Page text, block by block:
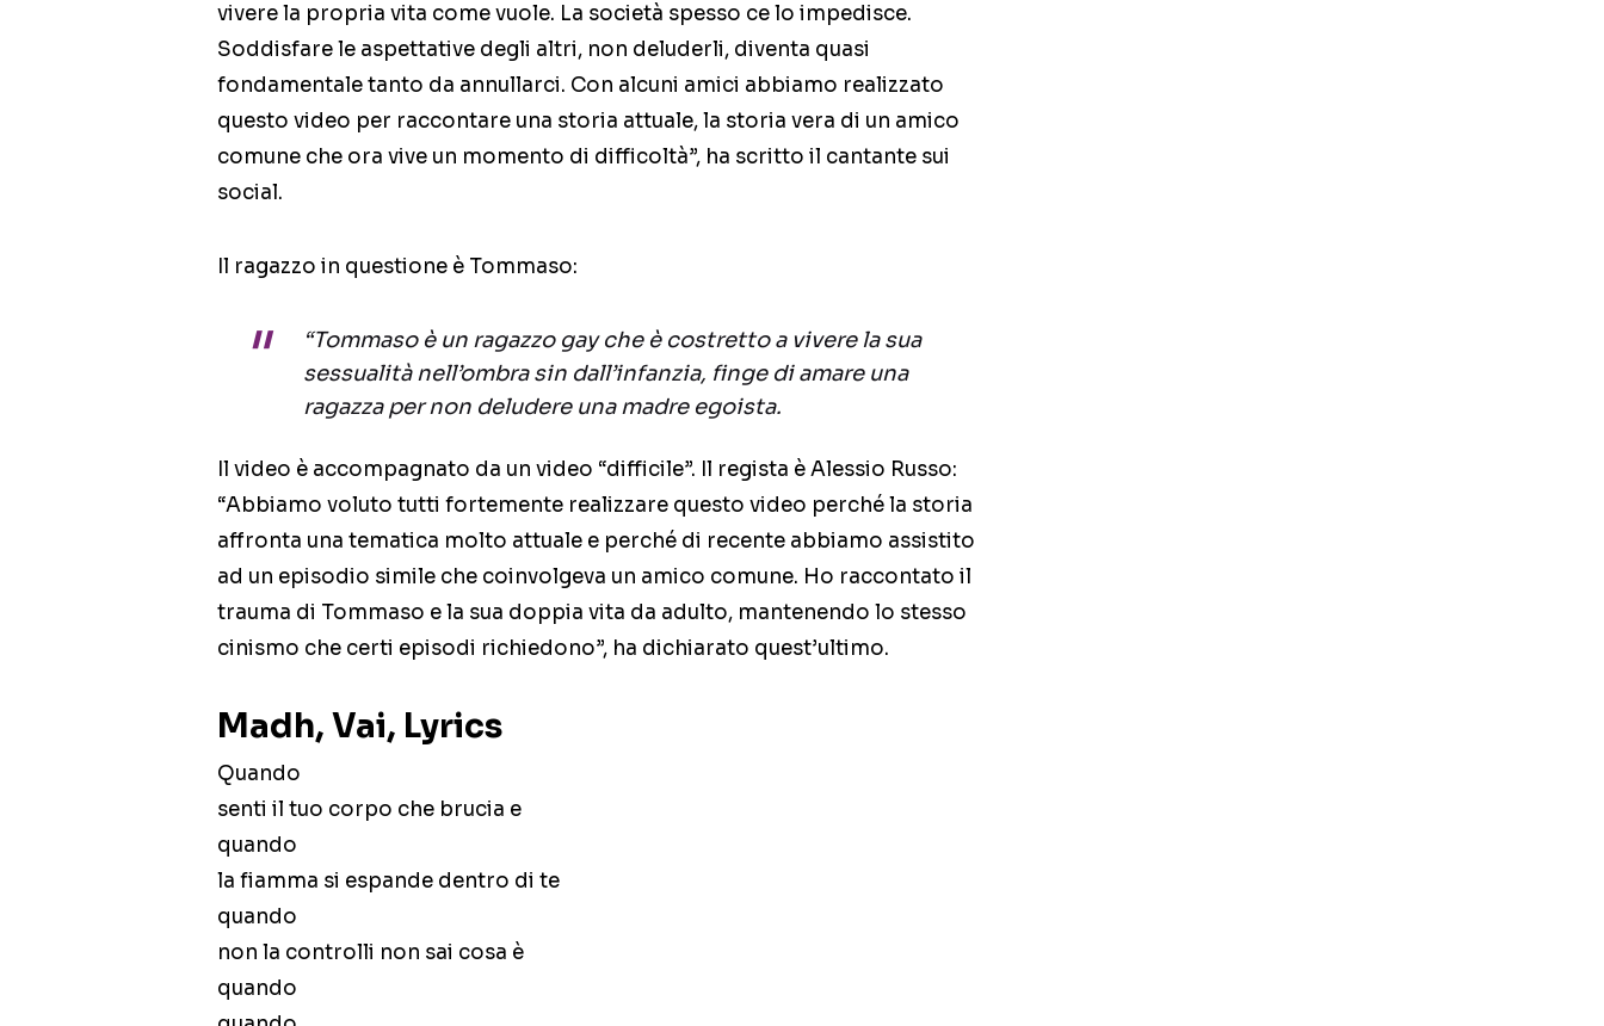
vivere la propria vita come vuole. La società spesso ce lo impedisce.
Soddisfare le aspettative degli altri, non deluderli, diventa quasi
fondamentale tanto da annullarci. Con alcuni amici abbiamo realizzato
questo video per raccontare una storia attuale, la storia vera di un amico
comune che ora vive un momento di difficoltà”, ha scritto il cantante sui
social.
Il ragazzo in questione è Tommaso:
“Tommaso è un ragazzo gay che è costretto a vivere la sua
sessualità nell’ombra sin dall’infanzia, finge di amare una
ragazza per non deludere una madre egoista.
Il video è accompagnato da un video “difficile”. Il regista è Alessio Russo:
“Abbiamo voluto tutti fortemente realizzare questo video perché la storia
affronta una tematica molto attuale e perché di recente abbiamo assistito
ad un episodio simile che coinvolgeva un amico comune. Ho raccontato il
trauma di Tommaso e la sua doppia vita da adulto, mantenendo lo stesso
cinismo che certi episodi richiedono”, ha dichiarato quest’ultimo.
Madh, Vai, Lyrics
Quando
senti il tuo corpo che brucia e
quando
la fiamma si espande dentro di te
quando
non la controlli non sai cosa è
quando